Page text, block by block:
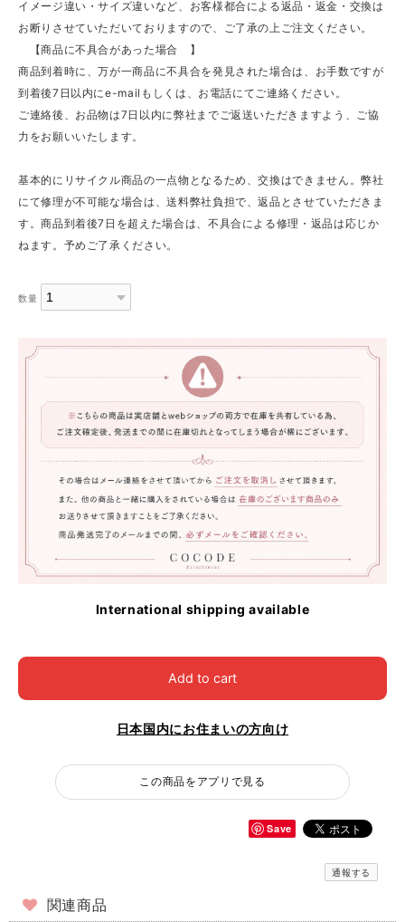
イメージ違い・サイズ違いなど、お客様都合による返品・返金・交換は
お断りさせていただいておりますので、ご了承の上ご注文ください。
【商品に不具合があった場合 】
商品到着時に、万が一商品に不具合を発見された場合は、お手数ですが
到着後7日以内にe-mailもしくは、お電話にてご連絡ください。
ご連絡後、お品物は7日以内に弊社までご返送いただきますよう、ご協
力をお願いいたします。
基本的にリサイクル商品の一点物となるため、交換はできません。弊社
にて修理が不可能な場合は、送料弊社負担で、返品とさせていただきま
す。商品到着後7日を超えた場合は、不具合による修理・返品は応じか
ねます。予めご了承ください。
数量
International shipping available
Add to cart
日本国内にお住まいの方向け
この商品をアプリで見る
Save
通報する
関連商品